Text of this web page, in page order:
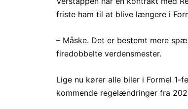
friste ham til at blive længere i
– Måske. Det er bestemt mere
firedobbelte verdensmester.
Lige nu kører alle biler i Formel
kommende regelændringer fra